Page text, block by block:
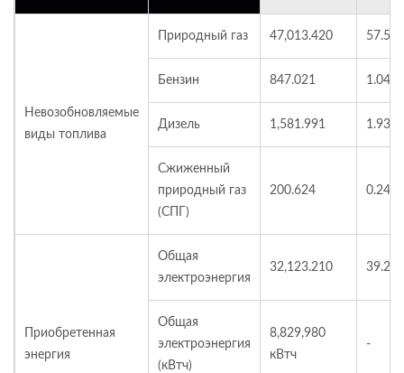
Невозобновляемые
виды топлива
Природный газ 47,013.420 57.50
Бензин 847.021 1.04
Дизель 1,581.991 1.93
Сжиженный
природный газ
(СПГ)
200.624 0.24
Приобретенная
энергия
Общая
электроэнергия
32,123.210 39.29
Общая
электроэнергия
(кВтч)
8,829,980
кВтч
-